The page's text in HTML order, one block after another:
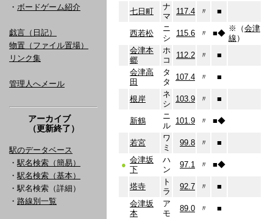
・ ボードゲーム紹介
戯言（日記）
物置（ファイル置場）
リンク集
管理人へメール
アーカイブ
（更新終了）
駅のデータベース
・ 駅名検索（簡易）
・ 駅名検索（基本）
・駅名検索（詳細）
・ 路線別一覧
七日町
ナ
マ
117.4 〃 ■
西若松
ニ
シ
115.6 〃 ■◆
※（会津
線 ）
会津本
郷
ホ
コ
112.2 〃
■
会津高
田
タ
タ
107.4 〃 ■
根岸
ネ
シ
103.9 〃 ■
新鶴
ニ
ル
101.9 〃 ■◆
若宮
ワ
ミ
99.8 〃 ■
●
会津坂
下
ハ
ン
97.1 〃 ■◆
塔寺
ト
ラ
92.7 〃
■
会津坂
本
ア
モ
89.0 〃
■